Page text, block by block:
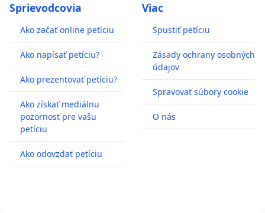
Sprievodcovia
Ako začať online petíciu
Ako napísať petíciu?
Ako prezentovať petíciu?
Ako získať mediálnu
pozornosť pre vašu
petíciu
Ako odovzdať petíciu
Viac
Spustiť petíciu
Zásady ochrany osobných
údajov
Spravovať súbory cookie
O nás